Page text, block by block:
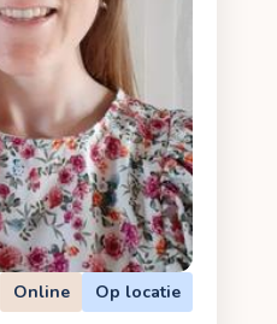
Online Op locatie